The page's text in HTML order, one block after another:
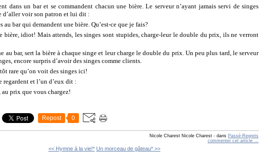
dans un bar et se commandent chacun une bière. Le serveur n’ayant jamais servi de singes
d’aller voir son patron et lui dit :
au bar qui demandent une bière. Qu’est-ce que je fais?
idiot! Mais attends, les singes sont stupides, charge-leur le double du prix, ils ne verront
au bar, sert la bière à chaque singe et leur charge le double du prix. Un peu plus tard, le serveur
encore surpris d’avoir des singes comme clients.
rare qu’on voit des singes ici!
regardent et l’un d’eux dit :
prix que vous chargez!
Repost 0
Nicole Charest Nicole Charest - dans Passé-Regrets
commenter cet article
<< Hymne à la vie!* Un morceau de gâteau* >>